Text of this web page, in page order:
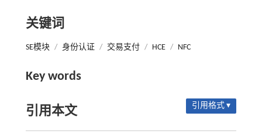
关键词
SE模块 / 身份认证 / 交易支付 / HCE / NFC
Key words
引用本文 引用格式 ▾